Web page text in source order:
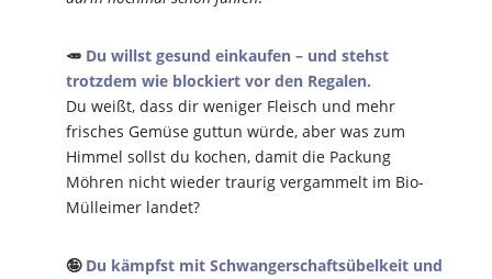
🥕 Du willst gesund einkaufen – und stehst
trotzdem wie blockiert vor den Regalen.
Du weißt, dass dir weniger Fleisch und mehr
frisches Gemüse guttun würde, aber was zum
Himmel sollst du kochen, damit die Packung
Möhren nicht wieder traurig vergammelt im Bio-
Mülleimer landet?
🤪 Du kämpfst mit Schwangerschaftsübelkeit und